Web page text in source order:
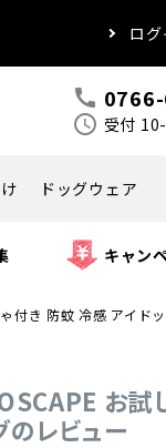
ログ
call
schedule 受付
ドッグウェア
キャン
付き 防蚊 冷感 アイド
お試
のレビュー